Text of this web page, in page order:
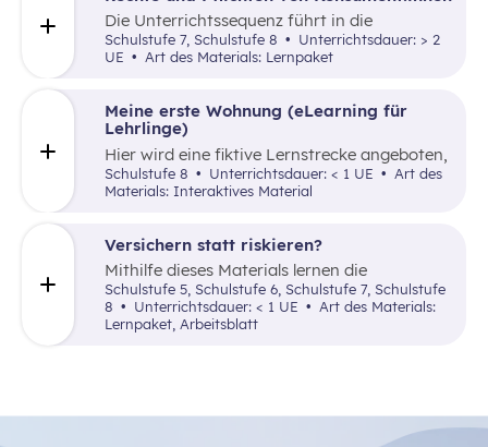
Die Unterrichtssequenz führt in die
Grundlagen des Konsumentenschutzes ein
und klärt über Rechte und Pflichten
Schulstufe 7, Schulstufe 8
UE
Art des Materials: Lernpaket
Meine erste Wohnung (eLearning für
Lehrlinge)
Hier wird eine fiktive Lernstrecke angeboten,
die von der Wohnungssuche über die
Aufgaben einer Makler:in bis hin zum
Schulstufe 8 Unterrichtsdauer: < 1 UE
Materials: Interaktives Material
Versichern statt riskieren?
Mithilfe dieses Materials lernen die
Schüler:innen, was Risiko bedeutet, wie man
damit umgeht und welche Arten von
Versicherungen es gibt.
Schulstufe 5, Schulstufe 6, Schulstufe 7, Schulstufe
8
Unterrichtsdauer: < 1 UE
Lernpaket, Arbeitsblatt